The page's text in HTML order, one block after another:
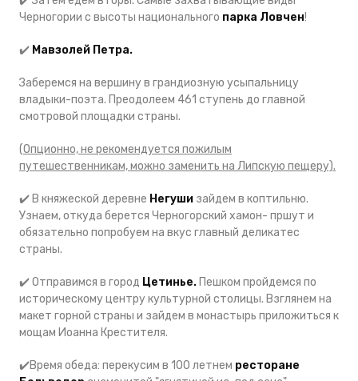
Черногории с высоты национального парка Ловчен!
✔️ Мавзолей Петра.
Заберемся на вершину в грандиозную усыпальницу
владыки-поэта. Преодолеем 461 ступень до главной
смотровой площадки страны.
(Опционно, не рекомендуется пожилым
путешественникам, можно заменить на Липскую пещеру).
✔️ В княжеской деревне Негуши зайдем в коптильню.
Узнаем, откуда берется Черногорский хамон- пршут и
обязательно попробуем на вкус главный деликатес
страны.
✔️ Отправимся в город Цетинье. Пешком пройдемся по
историческому центру культурной столицы. Взглянем на
макет горной страны и зайдем в монастырь приложиться к
мощам Иоанна Крестителя.
✔️Время обеда: перекусим в 100 летнем ресторане